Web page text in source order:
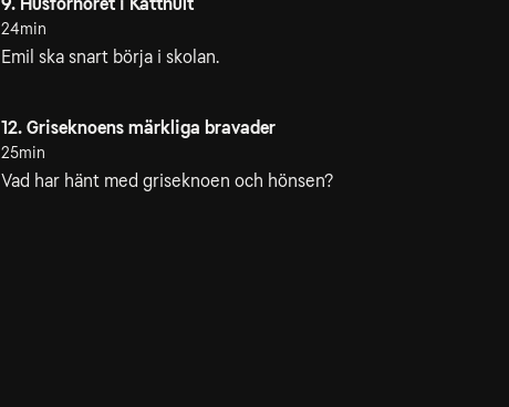
24min
Emil ska snart börja i skolan.
12. Griseknoens märkliga bravader
25min
Vad har hänt med griseknoen och hönsen?